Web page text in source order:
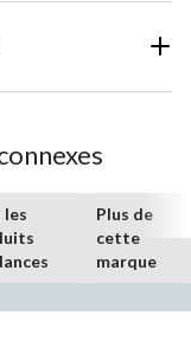
les
Plus de
cette
marque